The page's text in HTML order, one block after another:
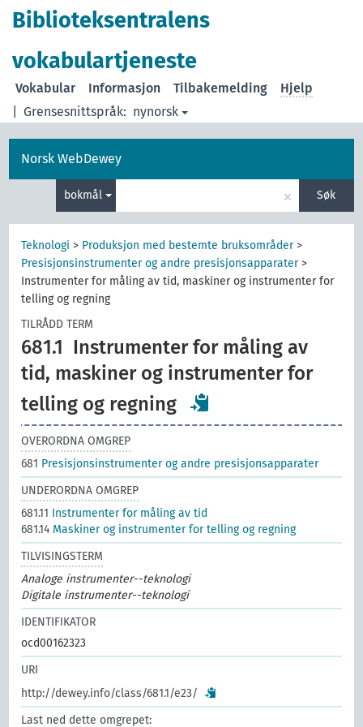
Biblioteksentralens
vokabulartjeneste
Grensesnittspråk: nynorsk
Vokabular Informasjon Tilbakemelding Hjelp
Norsk WebDewey
bokmål × Søk
Teknologi > Produksjon med bestemte bruksområder>
Presisjonsinstrumenter og andre presisjonsapparater>
Instrumenter for måling av tid, maskiner og instrumenter for
telling og regning
TILRÅDD TERM
681.1 Instrumenter for måling av
tid, maskiner og instrumenter for
telling og regning
OVERORDNA OMGREP
681 Presisjonsinstrumenter og andre presisjonsapparater
UNDERORDNA OMGREP
681.11 Instrumenter for måling av tid
681.14 Maskiner og instrumenter for telling og regning
TILVISINGSTERM
Analoge instrumenter--teknologi
Digitale instrumenter--teknologi
IDENTIFIKATOR
ocd00162323
URI
http://dewey.info/class/681.1/e23/
Last ned dette omgrepet: